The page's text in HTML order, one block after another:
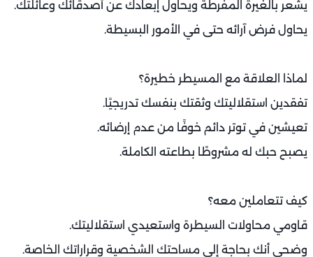
يشعر بالغيرة المفرطة ويحاول إبعادك عن أصدقائك وعائلتك.
يحاول فرض آرائه حتى في الأمور البسيطة.
لماذا العلاقة مع المسيطر خطيرة؟
تفقدين استقلاليتك وثقتك بنفسك تدريجيًا.
تعيشين في توتر دائم خوفًا من عدم إرضائه.
يصبح حبك له مشروطًا بطاعته الكاملة.
كيف تتعاملين معه؟
قاومي محاولات السيطرة واستعيدي استقلاليتك.
وضحي أنك بحاجة إلى مساحتك الشخصية وقراراتك الخاصة.